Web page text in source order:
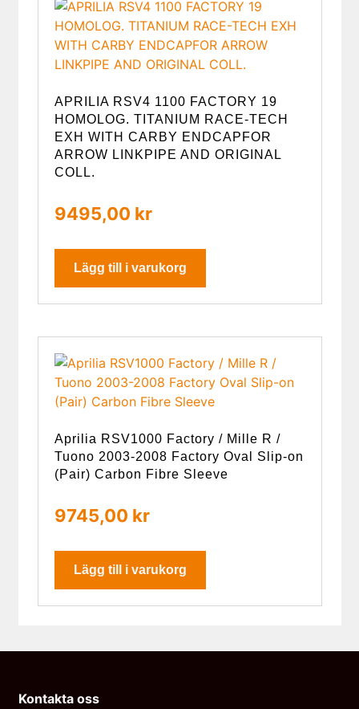
APRILIA RSV4 1100 FACTORY 19
HOMOLOG. TITANIUM RACE-TECH
EXH WITH CARBY ENDCAPFOR
ARROW LINKPIPE AND ORIGINAL
COLL.
9495,00 kr
Lägg till i varukorg
Aprilia RSV1000 Factory / Mille R /
Tuono 2003-2008 Factory Oval Slip-on
(Pair) Carbon Fibre Sleeve
9745,00 kr
Lägg till i varukorg
Kontakta oss